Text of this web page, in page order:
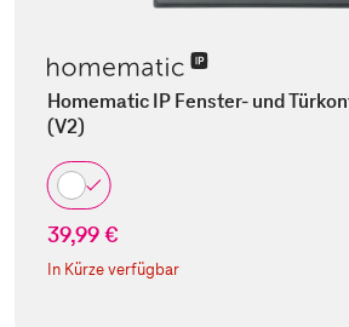
Homematic IP Fenster- und
(V2)
39,99 €
In Kürze verfügbar